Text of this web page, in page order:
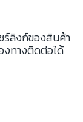
ร์ลิงก์ของสินค้า
งทางติดต่อได้